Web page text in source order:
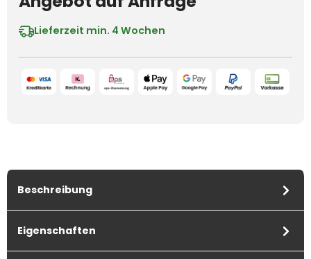
Lieferzeit min. 4 Wochen
Beschreibung
Eigenschaften